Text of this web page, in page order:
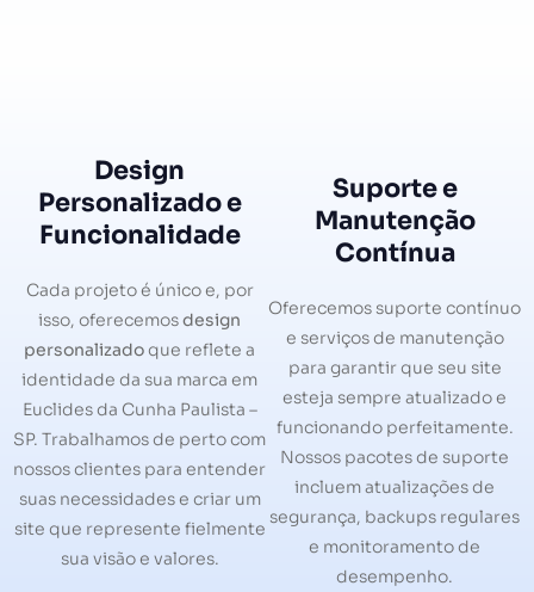
Design
Personalizado e
Funcionalidade
Cada projeto é único e, por
isso, oferecemosdesign
personalizadoque reflete a
identidade da sua marca em
Euclides da Cunha Paulista –
SP. Trabalhamos de perto com
nossos clientes para entender
suas necessidades e criar um
site que represente fielmente
sua visão e valores.
Suporte e
Manutenção
Contínua
Oferecemos suporte contínuo
e serviços de manutenção
para garantir que seu site
esteja sempre atualizado e
funcionando perfeitamente.
Nossos pacotes de suporte
incluem atualizações de
segurança, backups regulares
e monitoramento de
desempenho.